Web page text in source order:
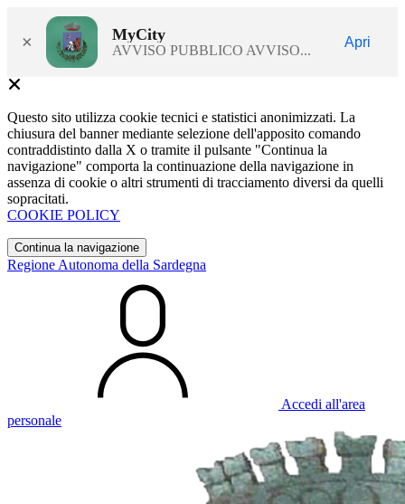
× MyCity
AVVISO PUBBLICO AVVISO...
Apri
Questo sito utilizza cookie tecnici e statistici anonimizzati. La
chiusura del banner mediante selezione dell'apposito comando
contraddistinto dalla X o tramite il pulsante "Continua la
navigazione" comporta la continuazione della navigazione in
assenza di cookie o altri strumenti di tracciamento diversi da quelli
sopracitati.
COOKIE POLICY
Continua la navigazione
Regione Autonoma della Sardegna
Accedi all'area
personale